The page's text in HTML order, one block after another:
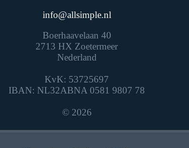
info@allsimple.nl
Boerhaavelaan 40
2713 HX Zoetermeer
Nederland
KvK: 53725697
IBAN: NL32ABNA 0581 9807 78
© 2026